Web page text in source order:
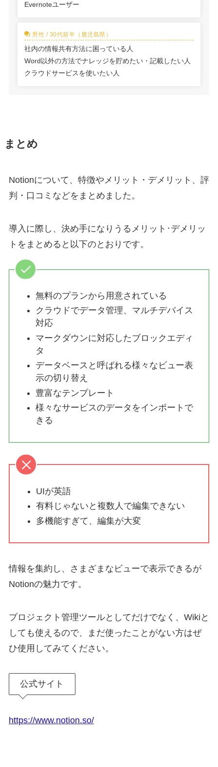
Evernoteユーザー
男性 / 30代前半（鹿児島県）
社内の情報共有方法に困っている人
Word以外の方法でナレッジを貯めたい・記載したい人
クラウドサービスを使いたい人
まとめ
Notionについて、特徴やメリット・デメリット、評
判・口コミなどをまとめました。
導入に際し、決め手になりうるメリット･デメリッ
トをまとめると以下のとおりです。
無料のプランから用意されている
クラウドでデータ管理、マルチデバイス
対応
マークダウンに対応したブロックエディ
タ
データベースと呼ばれる様々なビュー表
示の切り替え
豊富なテンプレート
様々なサービスのデータをインポートで
きる
UIが英語
有料じゃないと複数人で編集できない
多機能すぎて、編集が大変
情報を集約し、さまざまなビューで表示できるが
Notionの魅力です。
プロジェクト管理ツールとしてだけでなく、Wikiと
しても使えるので、まだ使ったことがない方はぜ
ひ使用してみてください。
公式サイト
https://www.notion.so/